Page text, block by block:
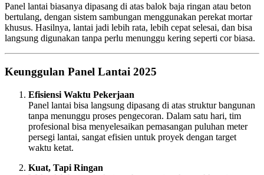
Panel lantai biasanya dipasang di atas balok baja ringan atau beton
bertulang, dengan sistem sambungan menggunakan perekat mortar
khusus. Hasilnya, lantai jadi lebih rata, lebih cepat selesai, dan bisa
langsung digunakan tanpa perlu menunggu kering seperti cor biasa.
Keunggulan Panel Lantai 2025
Efisiensi Waktu Pekerjaan
Panel lantai bisa langsung dipasang di atas struktur bangunan
tanpa menunggu proses pengecoran. Dalam satu hari, tim
profesional bisa menyelesaikan pemasangan puluhan meter
persegi lantai, sangat efisien untuk proyek dengan target
waktu ketat.
Kuat, Tapi Ringan